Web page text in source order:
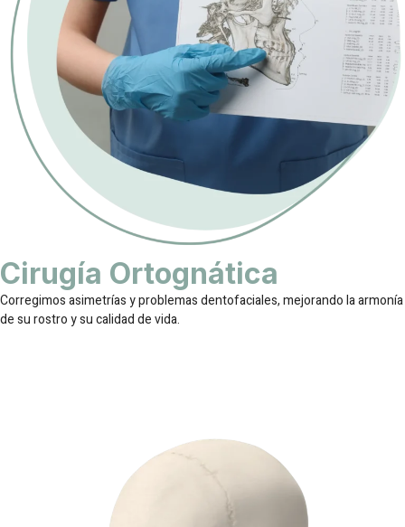
Cirugía Ortognática
Corregimos asimetrías y problemas dentofaciales, mejorando la armonía
de su rostro y su calidad de vida.